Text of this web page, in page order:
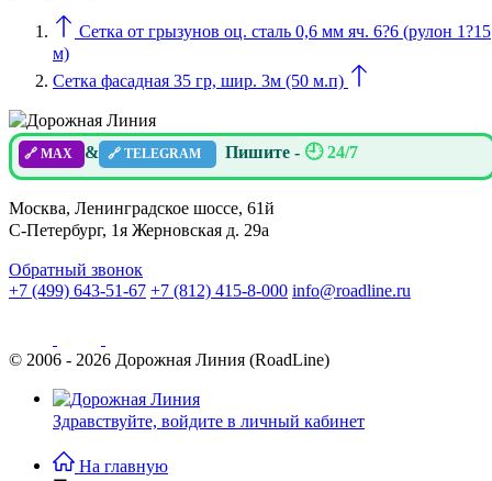
Сетка от грызунов оц. сталь 0,6 мм яч. 6?6 (рулон 1?15
м)
Сетка фасадная 35 гр, шир. 3м (50 м.п)
🔗 MAX & 🔗 TELEGRAM Пишите - 🕘 24/7
Москва, Ленинградское шоссе, 61й
С-Петербург, 1я Жерновская д. 29а
Обратный звонок
+7 (499) 643-51-67 +7 (812) 415-8-000 info@roadline.ru
© 2006 - 2026 Дорожная Линия (RoadLine)
Здравствуйте, войдите в личный кабинет
На главную